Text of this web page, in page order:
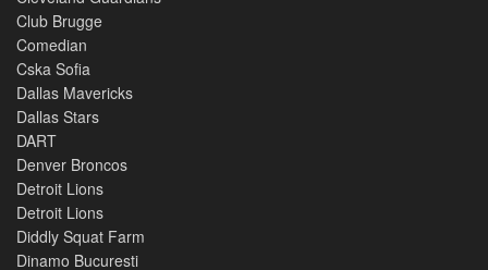
Club Brugge
Comedian
Cska Sofia
Dallas Mavericks
Dallas Stars
DART
Denver Broncos
Detroit Lions
Detroit Lions
Diddly Squat Farm
Dinamo Bucuresti